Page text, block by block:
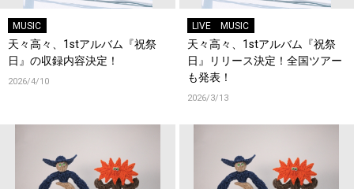
MUSIC
天々高々、1stアルバム『祝祭
日』の収録内容決定！
2026/4/10
LIVE MUSIC
天々高々、1stアルバム『祝祭
日』リリース決定！全国ツアー
も発表！
2026/3/13